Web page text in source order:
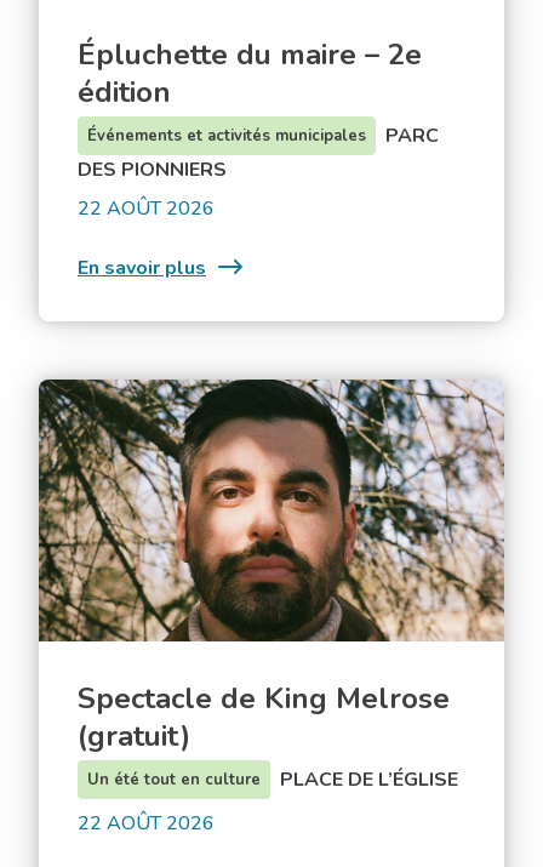
Épluchette du maire – 2e
édition
Événements et activités municipales
PARC
DES PIONNIERS
22 AOÛT 2026
En savoir plus
du
–
édition
Spectacle
de
King
Melrose
(gratuit)
Spectacle de King Melrose
(gratuit)
Un été tout en culture
PLACE DE L’ÉGLISE
22 AOÛT 2026